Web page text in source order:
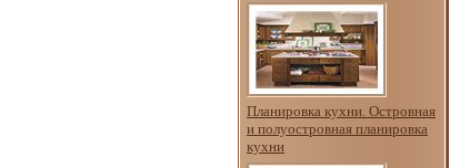
Планировка кухни. Островная
и полуостровная планировка
кухни